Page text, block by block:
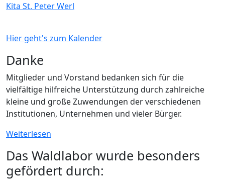
Kita St. Peter Werl
Hier geht's zum Kalender
Danke
Mitglieder und Vorstand bedanken sich für die
vielfältige hilfreiche Unterstützung durch zahlreiche
kleine und große Zuwendungen der verschiedenen
Institutionen, Unternehmen und vieler Bürger.
Weiterlesen
Das Waldlabor wurde besonders
gefördert durch: